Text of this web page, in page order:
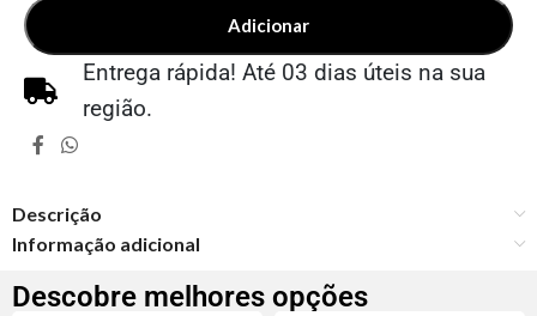
Adicionar
Entrega rápida! Até 03 dias úteis na sua
região.
Descrição
Informação adicional
Descobre melhores opções